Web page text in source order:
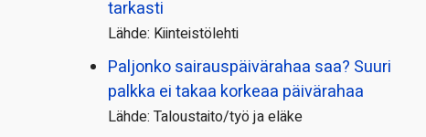
tarkasti
Lähde: Kiinteistölehti
Paljonko sairauspäivä­rahaa saa? Suuri
palkka ei takaa korkeaa päivärahaa
Lähde: Taloustaito/työ ja eläke